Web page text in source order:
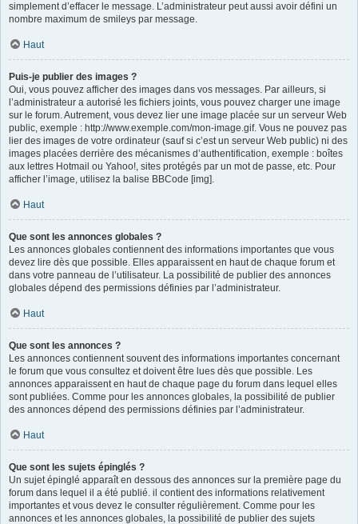
simplement d’effacer le message. L’administrateur peut aussi avoir défini un
nombre maximum de smileys par message.
Haut
Puis-je publier des images ?
Oui, vous pouvez afficher des images dans vos messages. Par ailleurs, si
l’administrateur a autorisé les fichiers joints, vous pouvez charger une image
sur le forum. Autrement, vous devez lier une image placée sur un serveur Web
public, exemple : http://www.exemple.com/mon-image.gif. Vous ne pouvez pas
lier des images de votre ordinateur (sauf si c’est un serveur Web public) ni des
images placées derrière des mécanismes d’authentification, exemple : boîtes
aux lettres Hotmail ou Yahoo!, sites protégés par un mot de passe, etc. Pour
afficher l’image, utilisez la balise BBCode [img].
Haut
Que sont les annonces globales ?
Les annonces globales contiennent des informations importantes que vous
devez lire dès que possible. Elles apparaissent en haut de chaque forum et
dans votre panneau de l’utilisateur. La possibilité de publier des annonces
globales dépend des permissions définies par l’administrateur.
Haut
Que sont les annonces ?
Les annonces contiennent souvent des informations importantes concernant
le forum que vous consultez et doivent être lues dès que possible. Les
annonces apparaissent en haut de chaque page du forum dans lequel elles
sont publiées. Comme pour les annonces globales, la possibilité de publier
des annonces dépend des permissions définies par l’administrateur.
Haut
Que sont les sujets épinglés ?
Un sujet épinglé apparaît en dessous des annonces sur la première page du
forum dans lequel il a été publié. il contient des informations relativement
importantes et vous devez le consulter régulièrement. Comme pour les
annonces et les annonces globales, la possibilité de publier des sujets